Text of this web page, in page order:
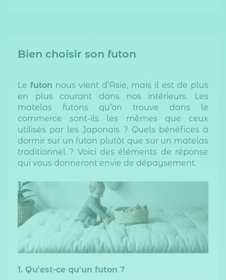
Bien choisir son futon
Le futon nous vient d’Asie, mais il est de plus
en plus courant dans nos intérieurs. Les
matelas futons qu’on trouve dans le
commerce sont-ils les mêmes que ceux
utilisés par les Japonais ? Quels bénéfices à
dormir sur un futon plutôt que sur un matelas
traditionnel ? Voici des éléments de réponse
qui vous donneront envie de dépaysement.
1. Qu'est-ce qu'un futon ?